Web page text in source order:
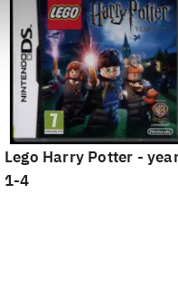
Lego Harry Potter -
1-4